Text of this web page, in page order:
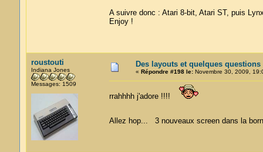
A suivre donc : Atari 8-bit, Atari ST, puis
Enjoy !
roustouti
Indiana Jones
Messages: 1509
Des layouts et quelques questions
« Répondre #198 le:Novembre 30, 2009,
rrahhhh j'adore !!!!
Allez hop... 3 nouveaux screen dans la